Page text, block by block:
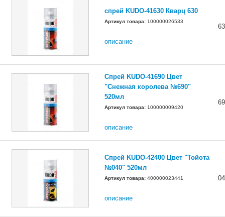
спрей KUDO-41630 Кварц 630
Артикул товара: 100000026533
описание
Спрей KUDO-41690 Цвет
"Снежная королева №690"
520мл
Артикул товара: 100000009420
описание
Спрей KUDO-42400 Цвет "Тойота
№040" 520мл
Артикул товара: 400000023441
описание